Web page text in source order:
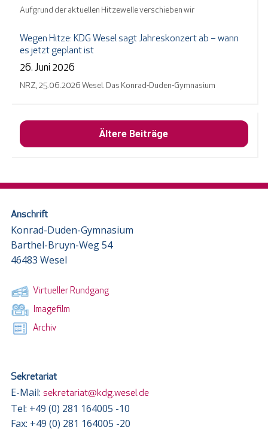
Aufgrund der aktuellen Hitzewelle verschieben wir
Wegen Hitze: KDG Wesel sagt Jahreskonzert ab – wann
es jetzt geplant ist
26. Juni 2026
NRZ, 25.06.2026 Wesel. Das Konrad-Duden-Gymnasium
Ältere Beiträge
Anschrift
Konrad-Duden-Gymnasium
Barthel-Bruyn-Weg 54
46483 Wesel
Virtueller Rundgang
Imagefilm
Archiv
Sekretariat
E-Mail: sekretariat@kdg.wesel.de
Tel: +49 (0) 281 164005 -10
Fax: +49 (0) 281 164005 -20